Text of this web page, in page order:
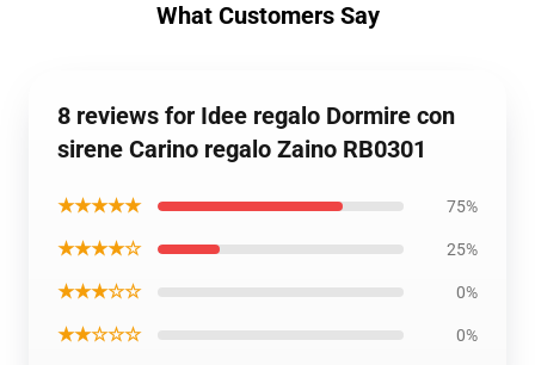
What Customers Say
8 reviews for Idee regalo Dormire con
sirene Carino regalo Zaino RB0301
★★★★★ 75%
★★★★☆ 25%
★★★☆☆ 0%
★★☆☆☆ 0%